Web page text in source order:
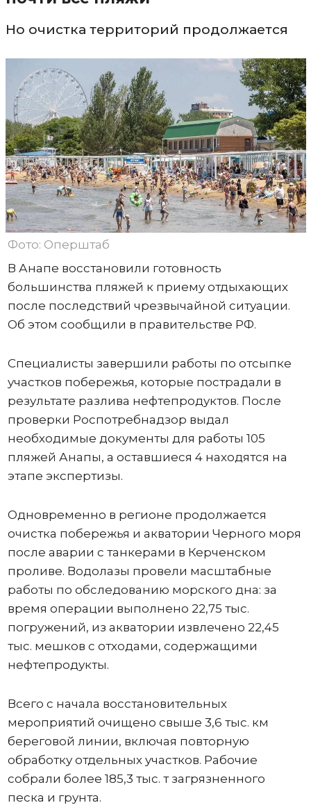
Но очистка территорий продолжается
Фото: Оперштаб
В Анапе восстановили готовность
большинства пляжей к приему отдыхающих
после последствий чрезвычайной ситуации.
Об этом сообщили в правительстве РФ.
Специалисты завершили работы по отсыпке
участков побережья, которые пострадали в
результате разлива нефтепродуктов. После
проверки Роспотребнадзор выдал
необходимые документы для работы 105
пляжей Анапы, а оставшиеся 4 находятся на
этапе экспертизы.
Одновременно в регионе продолжается
очистка побережья и акватории Черного моря
после аварии с танкерами в Керченском
проливе. Водолазы провели масштабные
работы по обследованию морского дна: за
время операции выполнено 22,75 тыс.
погружений, из акватории извлечено 22,45
тыс. мешков с отходами, содержащими
нефтепродукты.
Всего с начала восстановительных
мероприятий очищено свыше 3,6 тыс. км
береговой линии, включая повторную
обработку отдельных участков. Рабочие
собрали более 185,3 тыс. т загрязненного
песка и грунта.